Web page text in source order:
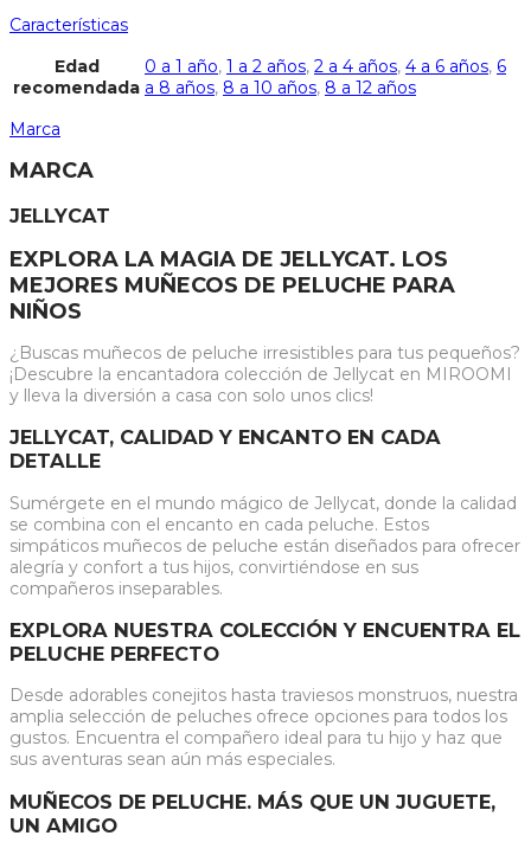
Características
Edad
recomendada
0 a 1 año, 1 a 2 años, 2 a 4 años, 4 a 6 años, 6
a 8 años, 8 a 10 años, 8 a 12 años
Marca
MARCA
JELLYCAT
EXPLORA LA MAGIA DE JELLYCAT. LOS
MEJORES MUÑECOS DE PELUCHE PARA
NIÑOS
¿Buscas muñecos de peluche irresistibles para tus pequeños?
¡Descubre la encantadora colección de Jellycat en MIROOMI
y lleva la diversión a casa con solo unos clics!
JELLYCAT, CALIDAD Y ENCANTO EN CADA
DETALLE
Sumérgete en el mundo mágico de Jellycat, donde la calidad
se combina con el encanto en cada peluche. Estos
simpáticos muñecos de peluche están diseñados para ofrecer
alegría y confort a tus hijos, convirtiéndose en sus
compañeros inseparables.
EXPLORA NUESTRA COLECCIÓN Y ENCUENTRA EL
PELUCHE PERFECTO
Desde adorables conejitos hasta traviesos monstruos, nuestra
amplia selección de peluches ofrece opciones para todos los
gustos. Encuentra el compañero ideal para tu hijo y haz que
sus aventuras sean aún más especiales.
MUÑECOS DE PELUCHE. MÁS QUE UN JUGUETE,
UN AMIGO